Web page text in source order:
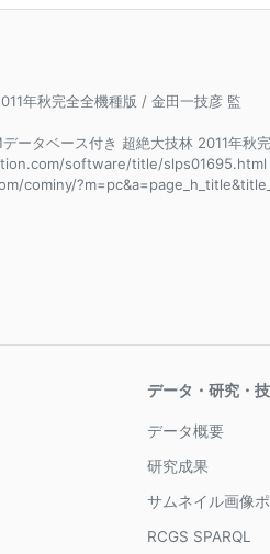
年秋完全全機種版 / 金田一技彦 監
ータベース付き 超絶大技林 2011年秋完
software/title/slps01695.html
cominy/
データ・研究・
データ概要
研究成果
サムネイル画像
RCGS SPARQL